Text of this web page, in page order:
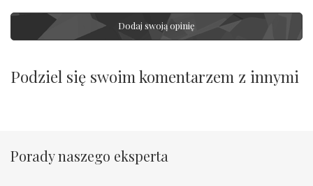
Dodaj swoją opinię
Podziel się swoim komentarzem z innymi
Porady naszego eksperta